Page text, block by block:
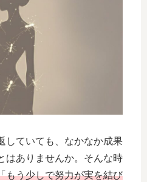
していても、なかなか成果
はありませんか。そんな時
もう少しで努力が実を結び